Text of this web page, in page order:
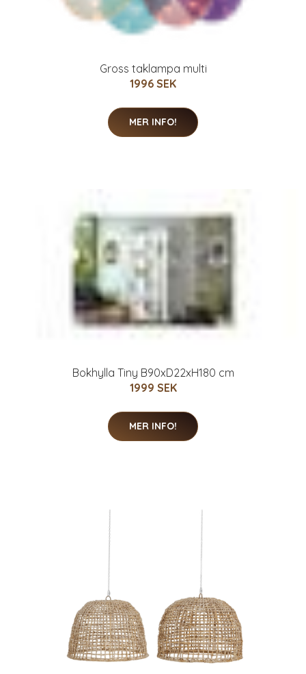
Gross taklampa multi
1996 SEK
MER INFO!
Bokhylla Tiny B90xD22xH180 cm
1999 SEK
MER INFO!